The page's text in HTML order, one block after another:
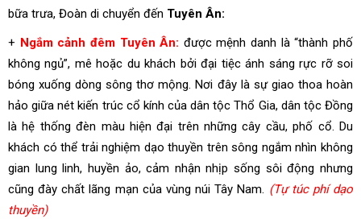
bữa trưa, Đoàn di chuyển đến Tuyên Ân:
+ Ngắm cảnh đêm Tuyên Ân: được mệnh danh là “thành phố
không ngủ”, mê hoặc du khách bởi đại tiệc ánh sáng rực rỡ soi
bóng xuống dòng sông thơ mộng. Nơi đây là sự giao thoa hoàn
hảo giữa nét kiến trúc cổ kính của dân tộc Thổ Gia, dân tộc Đồng
là hệ thống đèn màu hiện đại trên những cây cầu, phố cổ. Du
khách có thể trải nghiệm dạo thuyền trên sông ngắm nhìn không
gian lung linh, huyền ảo, cảm nhận nhịp sống sôi động nhưng
cũng đày chất lãng mạn của vùng núi Tây Nam. (Tự túc phí dạo
thuyền)